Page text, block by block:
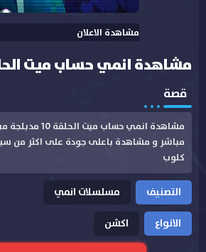
مشاهدة الاعلان
مشاهدة انمي حساب ميت الحلقة 10
قصة
مشاهدة انمي حساب
مباشر و مشاهدة باعلى جودة على اكثر من
كلوب
التصنيف
مسلسلات انمي
الانواع
اكشن